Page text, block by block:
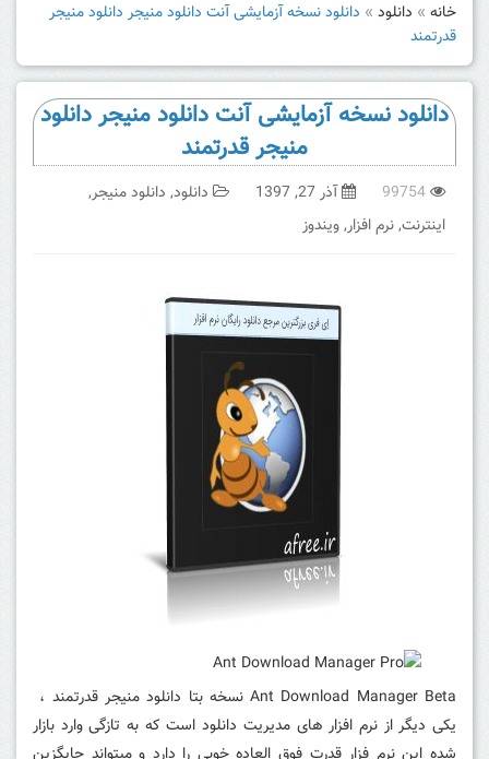
خانه » دانلود » دانلود نسخه آزمایشی آنت دانلود منیجر دانلود منیجر
قدرتمند
دانلود نسخه آزمایشی آنت دانلود منیجر دانلود
منیجر قدرتمند
99754 آذر 27, 1397 دانلود, دانلود منیجر,
اینترنت,نرم افزار,ویندوز
Ant Download Manager Beta نسخه بتا دانلود منیجر قدرتمند ،
یکی دیگر از نرم افزار های مدیریت دانلود است که به تازگی وارد بازار